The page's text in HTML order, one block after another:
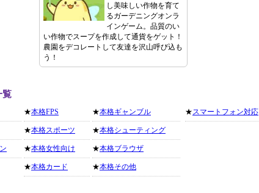
し美味しい作物を育て
るガーデニングオンラ
インゲーム。品質のい
い作物でスープを作成して通貨をゲット！
農園をデコレートして友達を沢山呼び込も
う！
覧
★本格FPS
★本格スポーツ
★本格女性向け
★本格カード
★本格ギャンブル
★本格シューティング
★本格ブラウザ
★本格その他
★スマートフォン対応